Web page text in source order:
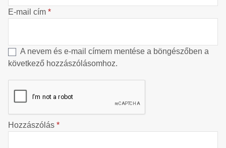
E-mail cím *
A nevem és e-mail címem mentése a böngészőben a
következő hozzászólásomhoz.
Hozzászólás *